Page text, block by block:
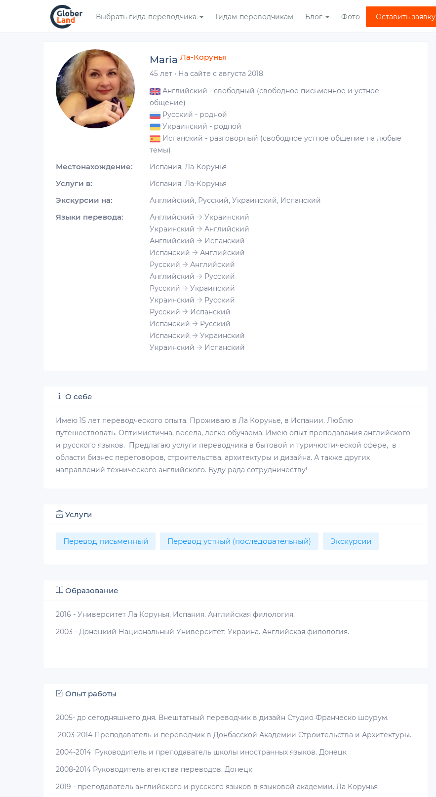
Выбрать гида-переводчика Гидам-переводчикам Блог Фото Оставить заявку
Maria Ла-Корунья
45 лет · На сайте с августа 2018
Английский - свободный (свободное письменное и устное
общение)
Русский - родной
Украинский - родной
Испанский - разговорный (свободное устное общение на любые
темы)
Местонахождение: Испания, Ла-Корунья
Услуги в: Испания: Ла-Корунья
Экскурсии на: Английский, Русский, Украинский, Испанский
Языки перевода: Английский
Украинский
Украинский
Английский
Английский
Испанский
Испанский
Английский
Русский
Английский
Английский
Русский
Русский
Украинский
Украинский
Русский
Русский
Испанский
Испанский
Русский
Испанский
Украинский
Украинский
Испанский
О себе
Имею 15 лет переводческого опыта. Проживаю в Ла Корунье, в Испании. Люблю
путешествовать. Оптимистична, весела, легко обучаема. Имею опыт преподавания английского
и русского языков. Предлагаю услуги переводчика в бытовой и туричюстической сфере, в
области бизнес переговоров, строительства, архитектуры и дизайна. А также других
направлений технического английского. Буду рада сотрудничеству!
Услуги
Перевод письменный Перевод устный (последовательный) Экскурсии
Образование
2016 - Университет Ла Корунья, Испания. Английская филология.
2003 - Донецкий Национальный Университет, Украина. Английская филология.
Опыт работы
2005- до сегодняшнего дня. Внештатный переводчик в дизайн Студио Франческо шоурум.
2003-2014 Преподаватель и переводчик в Донбасской Академии Строительства и Архитектуры.
2004-2014 Руководитель и преподаватель школы иностранных языков. Донецк
2008-2014 Руководитель агенства переводов. Донецк
2019 - преподаватель английского и русского языков в языковой академии. Ла Корунья